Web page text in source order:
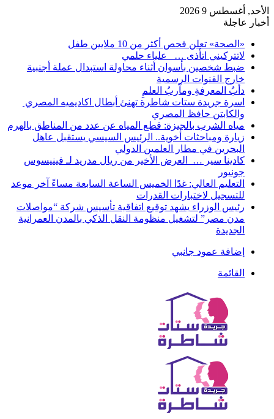
الأحد, أغسطس 9 2026
أخبار عاجلة
«الصحة» تعلن فحص أكثر من 10 ملايين طفل
لاتتركيني اتأذى … علياء حلمي
ضبط شخصين بأسوان أثناء محاولة استبدال عملة أجنبية
خارج القنوات الرسمية
دأبُ المعرفةِ ومآربُ العلمِ
اسرة جريدة ستات شاطرة تهنئ أبطال اكاديميه المصري
والكابتن حافظ المصري
مياه الشرب بالجيزة: قطع المياه عن عدد من المناطق بالهرم
زيارة ومباحثات أخوية.. الرئيس السيسي يستقبل عاهل
البحرين في مطار العلمين الدولي
كادينا سير … العرض الأخير من ريال مدريد لـ فينيسوس
جونيور
التعليم العالي: غدًا الخميس الساعة السابعة مساءً آخر موعد
للتسجيل لاختبارات القدرات
رئيس الوزراء يشهد توقيع اتفاقية تأسيس شركة “مواصلات
مدن مصر” لتشغيل منظومة النقل الذكي بالمدن العمرانية
الجديدة
إضافة عمود جانبي
القائمة